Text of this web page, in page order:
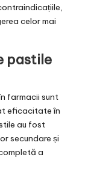
celor mai
pastile
farmacii sunt
eficacitate în
au fost
secundare și
a